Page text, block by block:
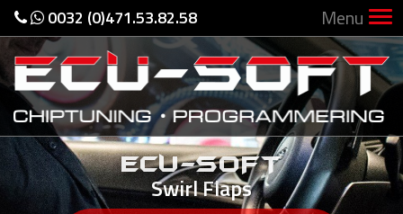
0032 (0)471.53.82.58 Menu
ECU-SOFT
Swirl Flaps